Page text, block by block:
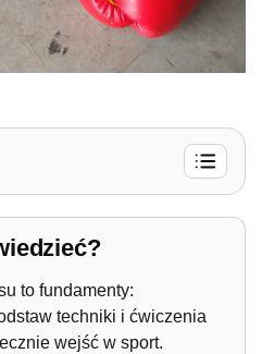
trening boksu?
jest potrzebne na
można zauważyć po
to fundamenty:
techniki i ćwiczenia
wejść w sport.